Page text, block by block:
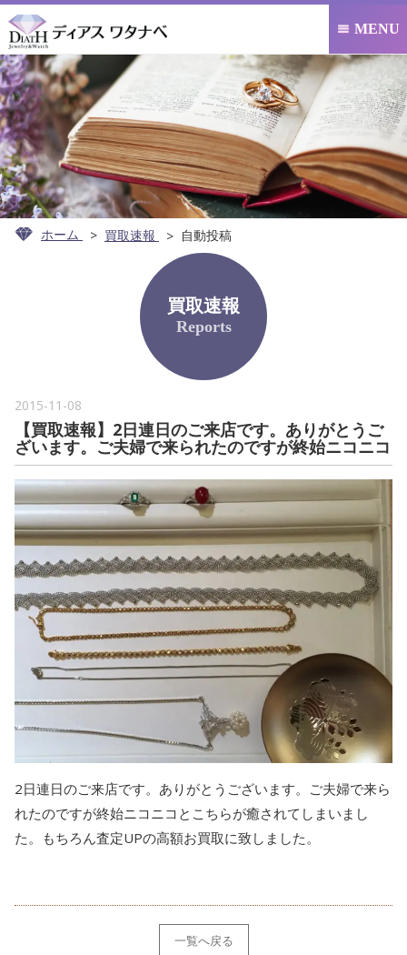
 MENU
ホーム 買取速報 自動投稿
買取速報
Reports
2015-11-08
【買取速報】2日連日のご来店です。ありがとうご
ざいます。ご夫婦で来られたのですが終始ニコニコ
2日連日のご来店です。ありがとうございます。ご夫婦で来ら
れたのですが終始ニコニコとこちらが癒されてしまいまし
た。もちろん査定UPの高額お買取に致しました。
一覧へ戻る